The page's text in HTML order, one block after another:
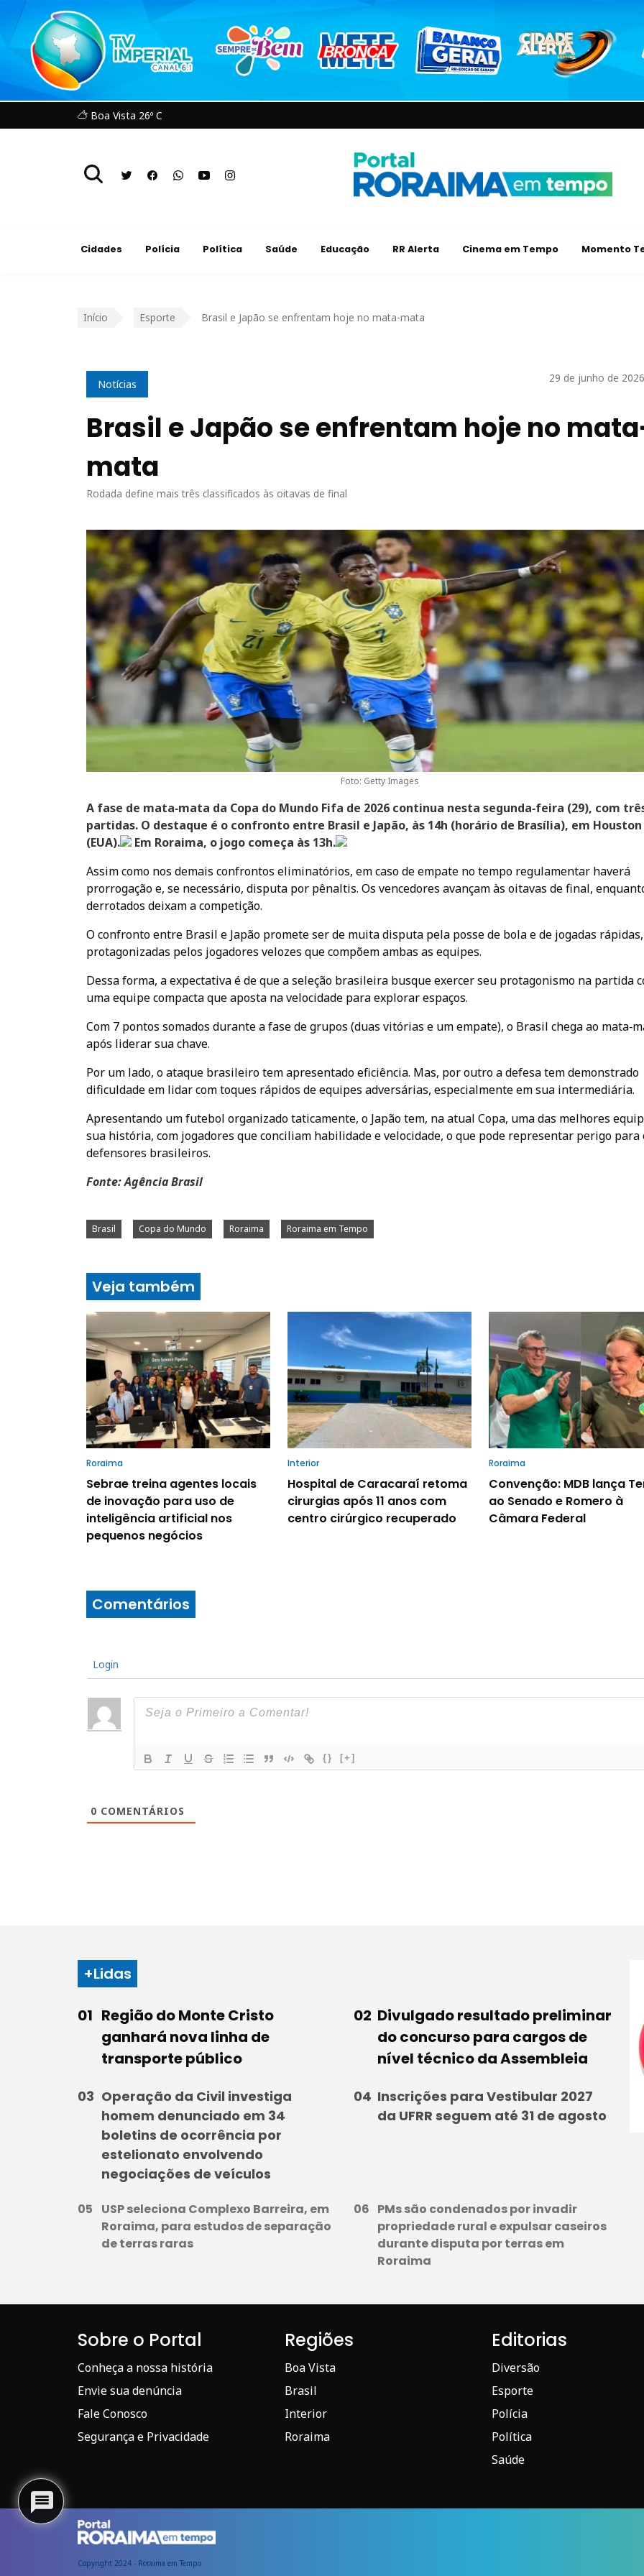
Boa Vista 26º C
Cidades Polícia Política Saúde Educação RR Alerta Cinema em Tempo Momento
Início Esporte Brasil e Japão se enfrentam hoje no mata-mata
Notícias 29 de junho de
Brasil e Japão se enfrentam hoje no
mata
Rodada define mais três classificados às oitavas de final
Foto: Getty Images
A fase de mata‑mata da Copa do Mundo Fifa de 2026 continua nesta segunda‑feira (29), com
partidas. O destaque é o confronto entre Brasil e Japão, às 14h (horário de Brasília), em Houston
(EUA).
Em Roraima, o jogo começa às 13h.
Assim como nos demais confrontos eliminatórios, em caso de empate no tempo regulamentar haverá
prorrogação e, se necessário, disputa por pênaltis. Os vencedores avançam às oitavas de final,
derrotados deixam a competição.
O confronto entre Brasil e Japão promete ser de muita disputa pela posse de bola e de jogadas rápidas,
protagonizadas pelos jogadores velozes que compõem ambas as equipes.
Dessa forma, a expectativa é de que a seleção brasileira busque exercer seu protagonismo na partida
uma equipe compacta que aposta na velocidade para explorar espaços.
Com 7 pontos somados durante a fase de grupos (duas vitórias e um empate), o Brasil chega ao
após liderar sua chave.
Por um lado, o ataque brasileiro tem apresentado eficiência. Mas, por outro a defesa tem demonstrado
dificuldade em lidar com toques rápidos de equipes adversárias, especialmente em sua intermediária.
Apresentando um futebol organizado taticamente, o Japão tem, na atual Copa, uma das melhores
sua história, com jogadores que conciliam habilidade e velocidade, o que pode representar perigo para
defensores brasileiros.
Fonte: Agência Brasil
Brasil Copa do Mundo Roraima Roraima em Tempo
Veja também
Roraima
Sebrae treina agentes locais
de inovação para uso de
inteligência artificial nos
pequenos negócios
Interior
Hospital de Caracaraí retoma
cirurgias após 11 anos com
centro cirúrgico recuperado
Roraima
Convenção: MDB lança
ao Senado e Romero à
Câmara Federal
Comentários
Login
{} [+]
0 COMENTÁRIOS
+Lidas
Região do Monte Cristo
ganhará nova linha de
transporte público
Divulgado resultado preliminar
do concurso para cargos de
nível técnico da Assembleia
Operação da Civil investiga
homem denunciado em 34
boletins de ocorrência por
estelionato envolvendo
negociações de veículos
Inscrições para Vestibular 2027
da UFRR seguem até 31 de agosto
USP seleciona Complexo Barreira, em
Roraima, para estudos de separação
de terras raras
PMs são condenados por invadir
propriedade rural e expulsar caseiros
durante disputa por terras em
Roraima
Sobre o Portal
Conheça a nossa história
Envie sua denúncia
Fale Conosco
Segurança e Privacidade
Regiões
Boa Vista
Brasil
Interior
Roraima
Editorias
Diversão
Esporte
Polícia
Política
Saúde
Copyright 2024 - Roraima em Tempo